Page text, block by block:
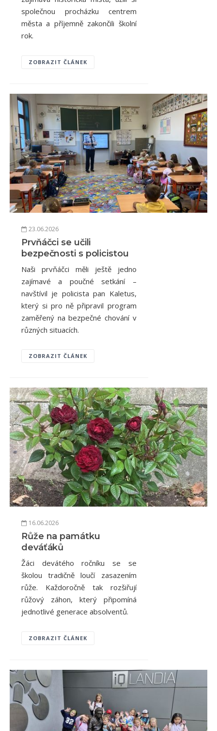
společnou procházku centrem
města a příjemně zakončili školní
rok.
ZOBRAZIT ČLÁNEK
23.06.2026
Prvňáčci se učili
bezpečnosti s policistou
Naši prvňáčci měli ještě jedno
zajímavé a poučné setkání –
navštívil je policista pan Kaletus,
který si pro ně připravil program
zaměřený na bezpečné chování v
různých situacích.
ZOBRAZIT ČLÁNEK
16.06.2026
Růže na památku
deváťáků
Žáci devátého ročníku se se
školou tradičně loučí zasazením
růže. Každoročně tak rozšiřují
růžový záhon, který připomíná
jednotlivé generace absolventů.
ZOBRAZIT ČLÁNEK